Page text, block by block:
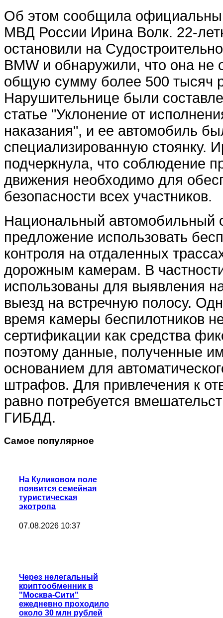
Об этом сообщила
МВД России Ирина Волк. 22-
остановили на
BMW и обнаружили, что она
общую сумму более 500 тысяч
Нарушительнице были
статье "Уклонение от
наказания", и ее автомобиль
специализированную стоянку.
подчеркнула, что соблюдение
движения необходимо для
безопасности всех участников.
Национальный автомобильный
предложение использовать
контроля на отдаленных
дорожным камерам. В
использованы для выявления
выезд на встречную полосу.
время камеры беспилотников
сертификации как средства
поэтому данные, полученные
основанием для
штрафов. Для привлечения к
равно потребуется
ГИБДД.
Самое популярное
На Куликовом поле
появится семейная
туристическая
экотропа
07.08.2026 10:37
Через нелегальный
криптообменник в
"Москва-Сити"
ежедневно проходило
около 30 млн рублей